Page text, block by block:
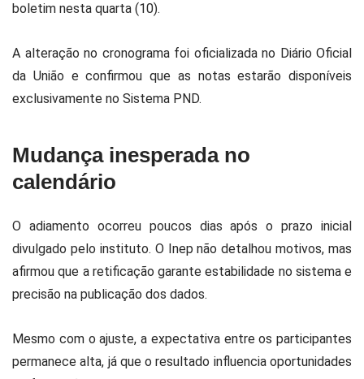
boletim nesta quarta (10).
A alteração no cronograma foi oficializada no Diário Oficial
da União e confirmou que as notas estarão disponíveis
exclusivamente no Sistema PND.
Mudança inesperada no
calendário
O adiamento ocorreu poucos dias após o prazo inicial
divulgado pelo instituto. O Inep não detalhou motivos, mas
afirmou que a retificação garante estabilidade no sistema e
precisão na publicação dos dados.
Mesmo com o ajuste, a expectativa entre os participantes
permanece alta, já que o resultado influencia oportunidades